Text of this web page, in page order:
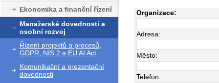
Ekonomika a finanční řízení
Manažerské dovednosti a
osobní rozvoj
Řízení projektů a procesů,
GDPR, NIS 2 a EU AI Act
Komunikační a prezentační
dovednosti
Organizace:
Adresa:
Město:
Telefon: